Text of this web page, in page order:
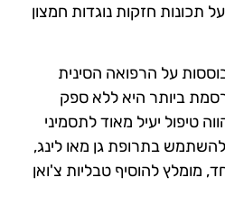
תכונות חזקות נוגדות חמצון
על הרפואה הסינית
ביותר היא ללא ספק
טיפול יעיל מאוד לתסמיני
בתרופת גן מאו לינג,
מומלץ להוסיף טבליות צ'ואן